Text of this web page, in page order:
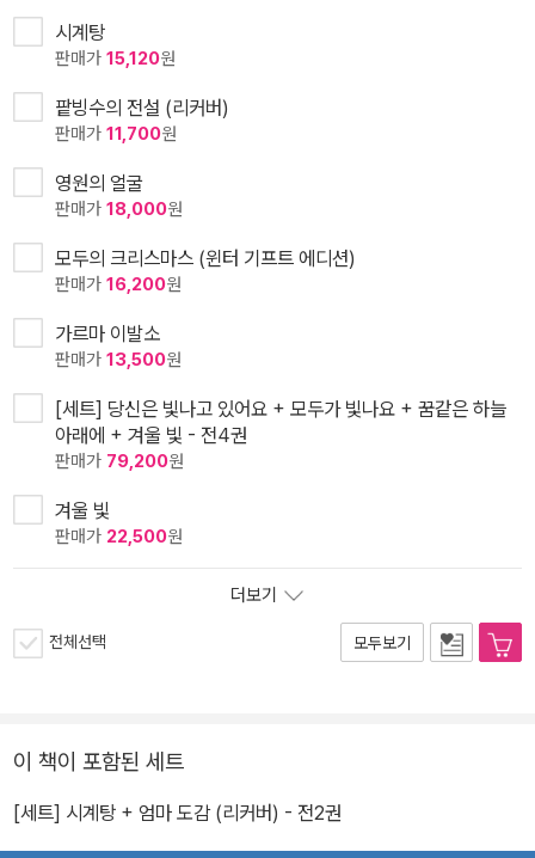
시계탕
판매가 15,120원
팥빙수의 전설 (리커버)
판매가 11,700원
영원의 얼굴
판매가 18,000원
모두의 크리스마스 (윈터 기프트 에디션)
판매가 16,200원
가르마 이발소
판매가 13,500원
[세트] 당신은 빛나고 있어요 + 모두가 빛나요 + 꿈같은 하늘
아래에 + 겨울 빛 - 전4권
판매가 79,200원
겨울 빛
판매가 22,500원
더보기
전체선택 모두보기
이 책이 포함된 세트
[세트] 시계탕 + 엄마 도감 (리커버) - 전2권